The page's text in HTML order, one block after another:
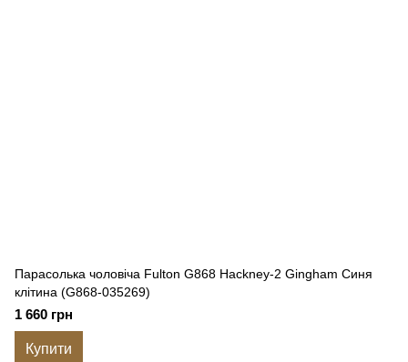
Парасолька чоловіча Fulton G868 Hackney-2 Gingham Синя
клітина (G868-035269)
1 660 грн
Купити